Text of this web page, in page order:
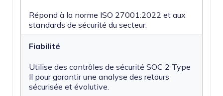
Répond à la norme ISO 27001:2022 et aux
standards de sécurité du secteur.
Fiabilité
Utilise des contrôles de sécurité SOC 2 Type
II pour garantir une analyse des retours
sécurisée et évolutive.